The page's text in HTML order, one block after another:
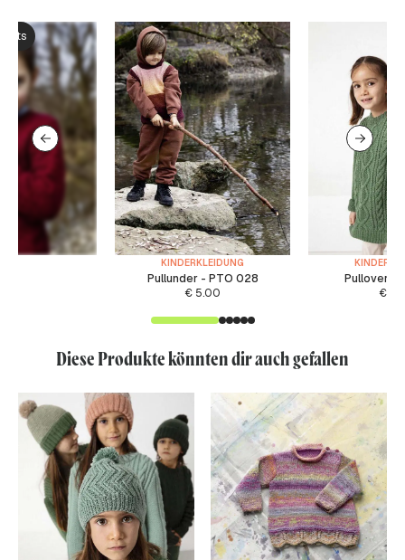
KINDERKLEIDUNG
Pullunder - PTO 028
€ 5.00
Pullover -
€
Diese Produkte könnten dir auch gefallen